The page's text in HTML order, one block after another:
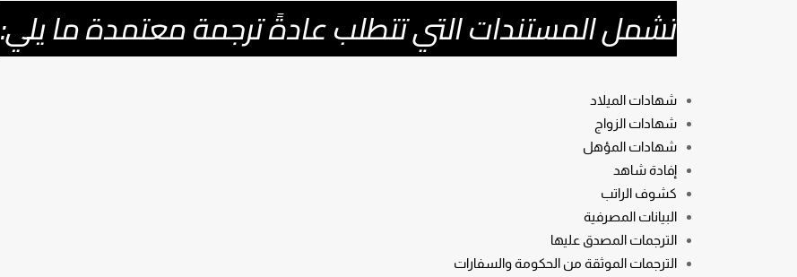
تشمل المستندات التي تتطلب عادةً ترجمة معتمدة ما يلي:
شهادات الميلاد
شهادات الزواج
شهادات المؤهل
إفادة شاهد
كشوف الراتب
البيانات المصرفية
الترجمات المصدق عليها
الترجمات الموثقة من الحكومة والسفارات